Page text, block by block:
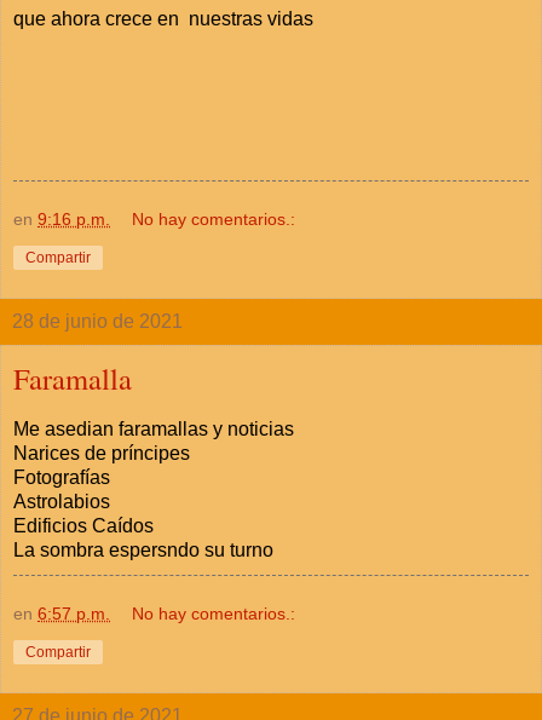
que ahora crece en nuestras vidas
en 9:16 p.m. No hay comentarios.:
Compartir
28 de junio de 2021
Faramalla
Me asedian faramallas y noticias
Narices de príncipes
Fotografías
Astrolabios
Edificios Caídos
La sombra espersndo su turno
en 6:57 p.m. No hay comentarios.:
Compartir
27 de junio de 2021